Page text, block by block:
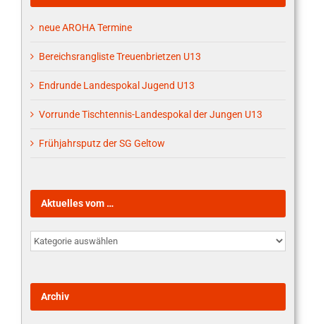
neue AROHA Termine
Bereichsrangliste Treuenbrietzen U13
Endrunde Landespokal Jugend U13
Vorrunde Tischtennis-Landespokal der Jungen U13
Frühjahrsputz der SG Geltow
Aktuelles vom …
Aktuelles
vom
Archiv